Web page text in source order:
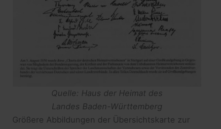
Quelle: Haus der Heimat des
Landes Baden-Württemberg
Größere Abbildungen der Übersichtskarte zur